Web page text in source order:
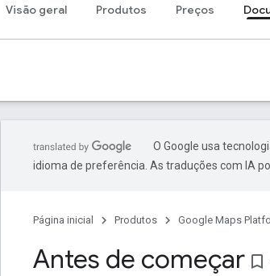
Visão geral Produtos Preços
O Google usa
idioma de preferência. As traduções com IA
Página inicial Produtos Google Maps
Antes de começar bookmark_border